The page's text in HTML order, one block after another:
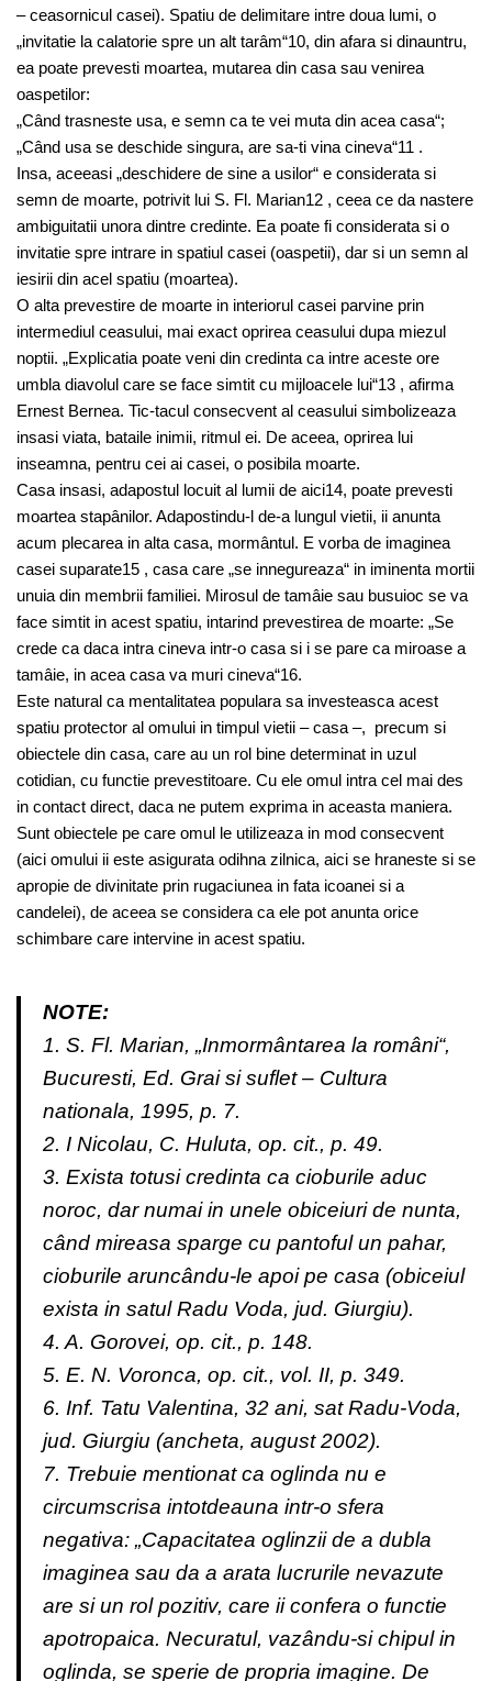
– ceasornicul casei). Spatiu de delimitare intre doua lumi, o
„invitatie la calatorie spre un alt tarâm“10, din afara si dinauntru,
ea poate prevesti moartea, mutarea din casa sau venirea
oaspetilor:
„Când trasneste usa, e semn ca te vei muta din acea casa“;
„Când usa se deschide singura, are sa-ti vina cineva“11 .
Insa, aceeasi „deschidere de sine a usilor“ e considerata si
semn de moarte, potrivit lui S. Fl. Marian12 , ceea ce da nastere
ambiguitatii unora dintre credinte. Ea poate fi considerata si o
invitatie spre intrare in spatiul casei (oaspetii), dar si un semn al
iesirii din acel spatiu (moartea).
O alta prevestire de moarte in interiorul casei parvine prin
intermediul ceasului, mai exact oprirea ceasului dupa miezul
noptii. „Explicatia poate veni din credinta ca intre aceste ore
umbla diavolul care se face simtit cu mijloacele lui“13 , afirma
Ernest Bernea. Tic-tacul consecvent al ceasului simbolizeaza
insasi viata, bataile inimii, ritmul ei. De aceea, oprirea lui
inseamna, pentru cei ai casei, o posibila moarte.
Casa insasi, adapostul locuit al lumii de aici14, poate prevesti
moartea stapânilor. Adapostindu-l de-a lungul vietii, ii anunta
acum plecarea in alta casa, mormântul. E vorba de imaginea
casei suparate15 , casa care „se innegureaza“ in iminenta mortii
unuia din membrii familiei. Mirosul de tamâie sau busuioc se va
face simtit in acest spatiu, intarind prevestirea de moarte: „Se
crede ca daca intra cineva intr-o casa si i se pare ca miroase a
tamâie, in acea casa va muri cineva“16.
Este natural ca mentalitatea populara sa investeasca acest
spatiu protector al omului in timpul vietii – casa –, precum si
obiectele din casa, care au un rol bine determinat in uzul
cotidian, cu functie prevestitoare. Cu ele omul intra cel mai des
in contact direct, daca ne putem exprima in aceasta maniera.
Sunt obiectele pe care omul le utilizeaza in mod consecvent
(aici omului ii este asigurata odihna zilnica, aici se hraneste si se
apropie de divinitate prin rugaciunea in fata icoanei si a
candelei), de aceea se considera ca ele pot anunta orice
schimbare care intervine in acest spatiu.
NOTE:
1. S. Fl. Marian, „Inmormântarea la români“,
Bucuresti, Ed. Grai si suflet – Cultura
nationala, 1995, p. 7.
2. I Nicolau, C. Huluta, op. cit., p. 49.
3. Exista totusi credinta ca cioburile aduc
noroc, dar numai in unele obiceiuri de nunta,
când mireasa sparge cu pantoful un pahar,
cioburile aruncându-le apoi pe casa (obiceiul
exista in satul Radu Voda, jud. Giurgiu).
4. A. Gorovei, op. cit., p. 148.
5. E. N. Voronca, op. cit., vol. II, p. 349.
6. Inf. Tatu Valentina, 32 ani, sat Radu-Voda,
jud. Giurgiu (ancheta, august 2002).
7. Trebuie mentionat ca oglinda nu e
circumscrisa intotdeauna intr-o sfera
negativa: „Capacitatea oglinzii de a dubla
imaginea sau da a arata lucrurile nevazute
are si un rol pozitiv, care ii confera o functie
apotropaica. Necuratul, vazându-si chipul in
oglinda, se sperie de propria imagine. De